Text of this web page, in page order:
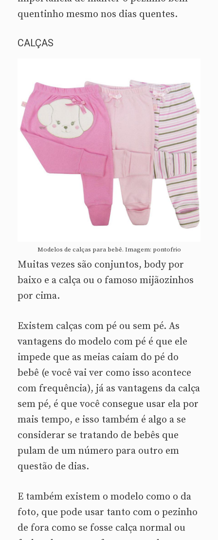
quentinho mesmo nos dias quentes.
CALÇAS
Modelos de calças para bebê. Imagem: pontofrio
Muitas vezes são conjuntos, body por
baixo e a calça ou o famoso mijãozinhos
por cima.
Existem calças com pé ou sem pé. As
vantagens do modelo com pé é que ele
impede que as meias caiam do pé do
bebê (e você vai ver como isso acontece
com frequência), já as vantagens da calça
sem pé, é que você consegue usar ela por
mais tempo, e isso também é algo a se
considerar se tratando de bebês que
pulam de um número para outro em
questão de dias.
E também existem o modelo como o da
foto, que pode usar tanto com o pezinho
de fora como se fosse calça normal ou